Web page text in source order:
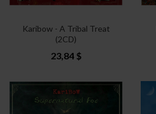
Karibow - A Tribal Treat
(2CD)
23,84 $